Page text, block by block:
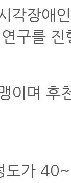
각장애
구를
이며 후
도가